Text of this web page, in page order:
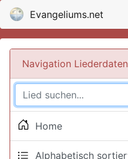
Evangeliums.net
Navigation
Home
Alphabetisch